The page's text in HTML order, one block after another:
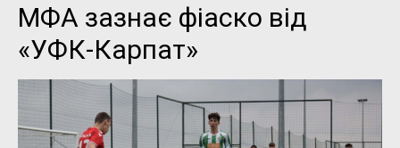
МФА зазнає фіаско від
«УФК-Карпат»